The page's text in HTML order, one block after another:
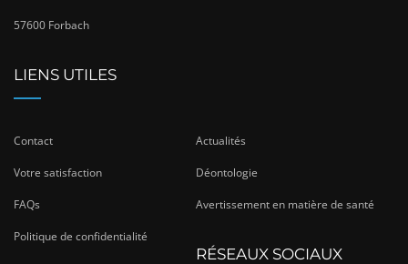
57600 Forbach
LIENS UTILES
Contact Actualités
Votre satisfaction Déontologie
FAQs Avertissement en matière de santé
Politique de confidentialité
RÉSEAUX SOCIAUX